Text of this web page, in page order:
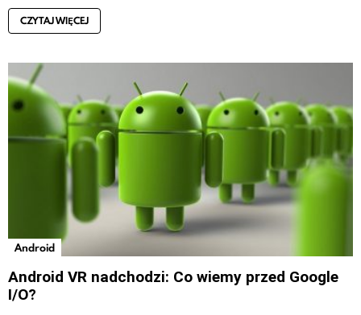
CZYTAJ WIĘCEJ
Android
Android VR nadchodzi: Co wiemy przed Google
I/O?